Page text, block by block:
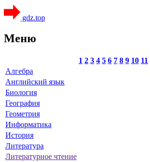
gdz.top
Меню
1 2 3 4 5 6 7 8 9 10 11
Алгебра
Английский язык
Биология
География
Геометрия
Информатика
История
Литература
Литературное чтение